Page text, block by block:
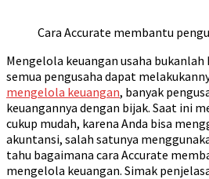
Cara Accurate membantu
Mengelola keuangan usaha
semua pengusaha dapat
mengelola keuangan, banyak
keuangannya dengan bijak. Saat ini
cukup mudah, karena Anda bisa
akuntansi, salah satunya
tahu bagaimana cara Accurate
mengelola keuangan. Simak